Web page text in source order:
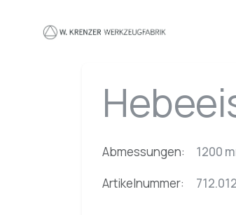
Abmessungen:
1200
Artikelnummer: